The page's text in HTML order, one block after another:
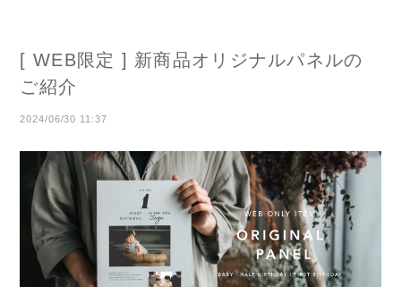
[ WEB限定 ] 新商品オリジナルパネルの
ご紹介
2024/06/30 11:37